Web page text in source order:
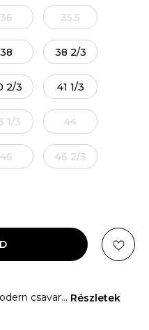
36 35.5
38 38 2/3
2/3 41 1/3
1/3 44
46 46 2/3
csavar... Részletek